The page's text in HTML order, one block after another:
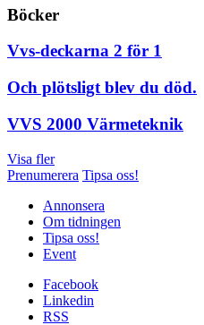
Böcker
Vvs-deckarna 2 för 1
Och plötsligt blev du död.
VVS 2000 Värmeteknik
Visa fler
Prenumerera Tipsa oss!
Annonsera
Om tidningen
Tipsa oss!
Event
Facebook
Linkedin
RSS